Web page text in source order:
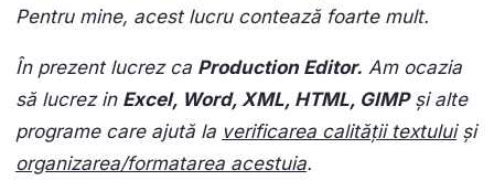
Pentru mine, acest lucru contează foarte mult.
În prezent lucrez ca Production Editor. Am ocazia
să lucrez in Excel, Word, XML, HTML, GIMPși alte
programe care ajută la verificarea calității textuluiși
organizarea/formatarea acestuia.